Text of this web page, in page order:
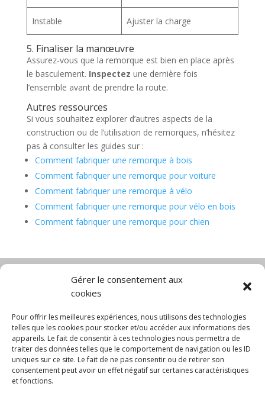
Gérer le consentement aux
cookies
Pour offrir les meilleures expériences, nous utilisons des technologies
telles que les cookies pour stocker et/ou accéder aux informations des
appareils. Le fait de consentir à ces technologies nous permettra de
traiter des données telles que le comportement de navigation ou les ID
uniques sur ce site. Le fait de ne pas consentir ou de retirer son
consentement peut avoir un effet négatif sur certaines caractéristiques
et fonctions.
Instable Ajuster la charge
5. Finaliser la manœuvre
Assurez-vous que la remorque est bien en place après
le basculement. Inspectez une dernière fois
l’ensemble avant de prendre la route.
Autres ressources
Si vous souhaitez explorer d’autres aspects de la
construction ou de l’utilisation de remorques, n’hésitez
pas à consulter les guides sur :
Comment fabriquer une remorque à bois
Comment fabriquer une remorque pour voiture
Comment fabriquer une remorque à vélo
Comment fabriquer une remorque pour vélo en bois
Comment fabriquer une remorque pour chien
Diable électrique
Chariot manutention
CGV
Mentions légales
Politique de confidentialité et protection des
données
Paiement sécurisé
Gérer mes cookies